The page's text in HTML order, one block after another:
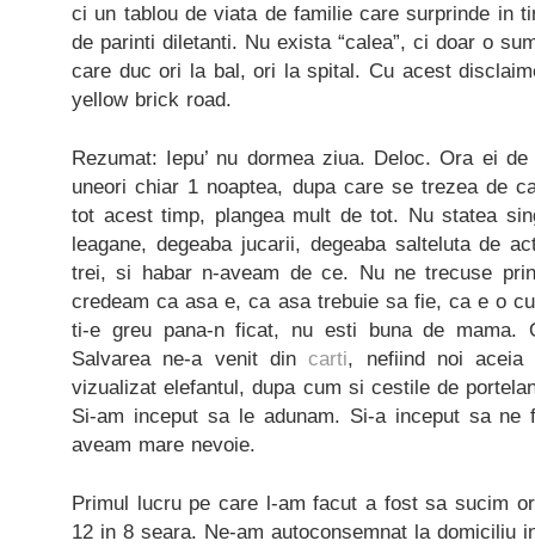
ci un tablou de viata de familie care surprinde in
de parinti diletanti. Nu exista “calea”, ci doar o
care duc ori la bal, ori la spital. Cu acest
yellow brick road.
Rezumat: Iepu’ nu dormea ziua. Deloc. Ora ei
uneori chiar 1 noaptea, dupa care se trezea de
tot acest timp, plangea mult de tot. Nu statea
leagane, degeaba jucarii, degeaba salteluta de
trei, si habar n-aveam de ce. Nu ne trecuse
credeam ca asa e, ca asa trebuie sa fie, ca e o
ti-e greu pana-n ficat, nu esti buna de mama.
Salvarea ne-a venit dincarti, nefiind noi aceia
vizualizat elefantul, dupa cum si cestile de
Si-am inceput sa le adunam. Si-a inceput sa
aveam mare nevoie.
Primul lucru pe care l-am facut a fost sa sucim
12 in 8 seara. Ne-am autoconsemnat la domiciliu